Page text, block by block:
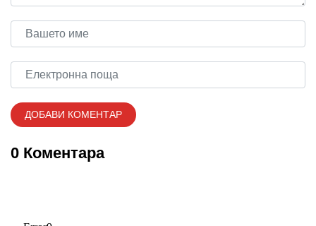
0 Коментара